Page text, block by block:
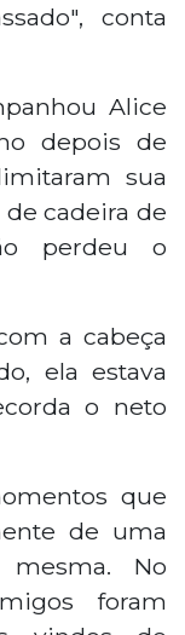
conta
Alice
depois de
sua
cadeira de
perdeu o
a cabeça
ela estava
o neto
que
de uma
No
foram